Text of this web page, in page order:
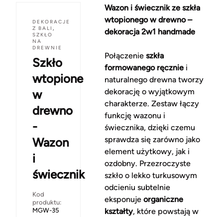
DEKORACJE
Z BALI ,
SZKŁO
NA
DREWNIE
Szkło
wtopione
w
drewno
-
Wazon
i
świecznik
Kod
produktu:
MGW-35
Wazon i świecznik ze szkła
wtopionego w drewno –
dekoracja 2w1 handmade
Połączenie szkła
formowanego ręczniei
naturalnego drewna tworzy
dekorację o wyjątkowym
charakterze. Zestaw łączy
funkcję wazonu i
świecznika, dzięki czemu
sprawdza się zarówno jako
element użytkowy, jak i
ozdobny. Przezroczyste
szkło o lekko turkusowym
odcieniu subtelnie
eksponuje organiczne
kształty, które powstają w